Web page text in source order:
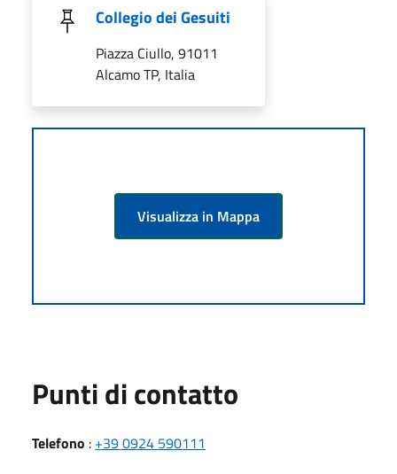
Collegio dei Gesuiti
Piazza Ciullo, 91011
Alcamo TP, Italia
Visualizza in Mappa
Punti di contatto
Telefono : +39 0924 590111